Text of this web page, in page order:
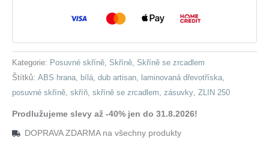
bílá
množství
Kategorie: Posuvné skříně, Skříně, Skříně se zrcadlem
Štítků: ABS hrana, bílá, dub artisan, laminovaná dřevotříska,
posuvné skříně, skříň, skříně se zrcadlem, zásuvky, ZLIN 250
Prodlužujeme slevy až -40% jen do 31.8.2026!
DOPRAVA ZDARMA na všechny produkty